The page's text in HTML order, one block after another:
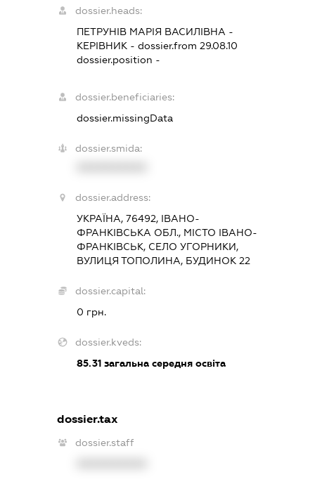
dossier.heads:
ПЕТРУНІВ МАРІЯ ВАСИЛІВНА -
КЕРІВНИК - dossier.from 29.08.10
dossier.position -
dossier.beneficiaries:
dossier.missingData
dossier.smida:
dossier.address:
УКРАЇНА, 76492, ІВАНО-
ФРАНКІВСЬКА ОБЛ., МІСТО ІВАНО-
ФРАНКІВСЬК, СЕЛО УГОРНИКИ,
ВУЛИЦЯ ТОПОЛИНА, БУДИНОК 22
dossier.capital:
0 грн.
dossier.kveds:
85.31загальна середня освіта
dossier.tax
dossier.staff